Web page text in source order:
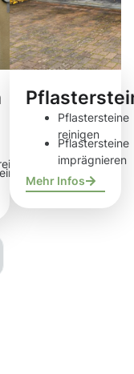
Pflastersteine
reinigen
Pflastersteine
imprägnieren
Mehr Infos